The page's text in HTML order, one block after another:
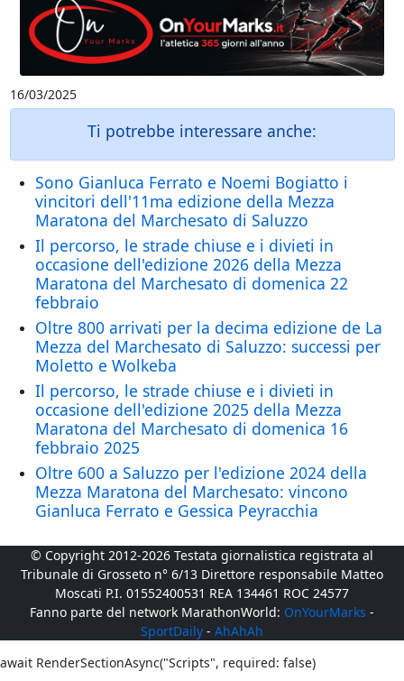
16/03/2025
Ti potrebbe interessare anche:
Sono Gianluca Ferrato e Noemi Bogiatto i
vincitori dell'11ma edizione della Mezza
Maratona del Marchesato di Saluzzo
Il percorso, le strade chiuse e i divieti in
occasione dell'edizione 2026 della Mezza
Maratona del Marchesato di domenica 22
febbraio
Oltre 800 arrivati per la decima edizione de La
Mezza del Marchesato di Saluzzo: successi per
Moletto e Wolkeba
Il percorso, le strade chiuse e i divieti in
occasione dell'edizione 2025 della Mezza
Maratona del Marchesato di domenica 16
febbraio 2025
Oltre 600 a Saluzzo per l'edizione 2024 della
Mezza Maratona del Marchesato: vincono
Gianluca Ferrato e Gessica Peyracchia
© Copyright 2012-2026 Testata giornalistica registrata al
Tribunale di Grosseto n° 6/13 Direttore responsabile Matteo
Moscati P.I. 01552400531 REA 134461 ROC 24577
Fanno parte del network MarathonWorld: OnYourMarks -
SportDaily - AhAhAh
await RenderSectionAsync("Scripts", required: false)